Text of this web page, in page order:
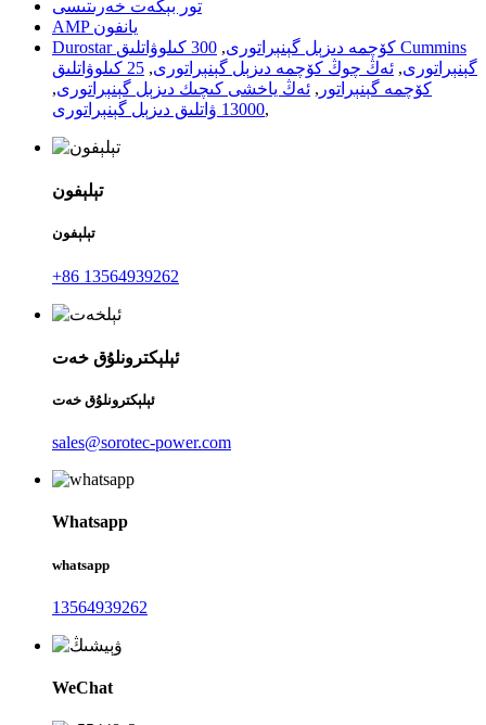
تور بېكەت خەرىتىسى
AMP يانفون
Durostar كۆچمە دىزېل گېنېراتورى,
300 كىلوۋاتلىق Cummins
گېنېراتورى, ئەڭ چوڭ كۆچمە دىزېل گېنېراتورى,
25 كىلوۋاتلىق
كۆچمە گېنېراتور , ئەڭ ياخشى كىچىك دىزېل گېنېراتورى,
13000 ۋاتلىق دىزېل گېنېراتورى,
تېلېفون
تېلېفون
+86 13564939262
ئېلېكترونلۇق خەت
ئېلېكترونلۇق خەت
sales@sorotec-power.com
Whatsapp
whatsapp
13564939262
WeChat